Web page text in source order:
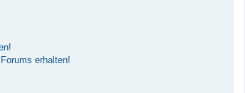
erhalten!